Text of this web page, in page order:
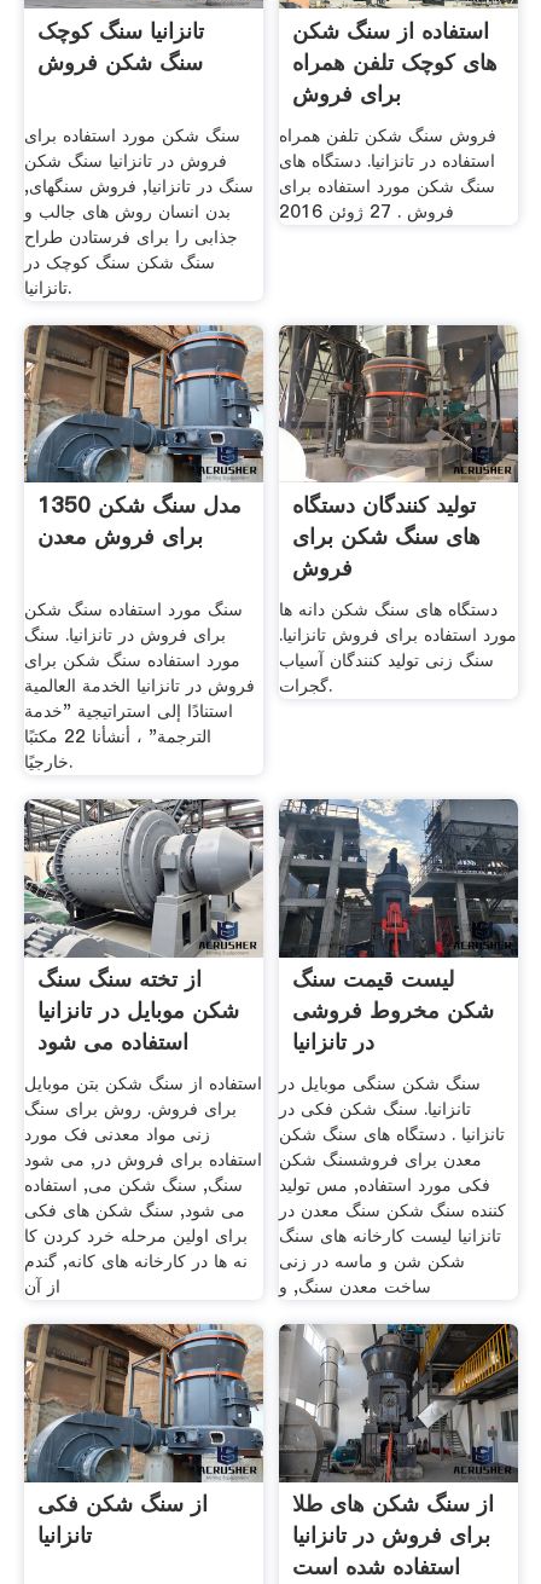
تانزانیا سنگ کوچک
سنگ شکن فروش
سنگ شکن مورد استفاده برای
فروش در تانزانیا سنگ شکن
سنگ در تانزانیا, فروش سنگهای,
بدن انسان روش های جالب و
جذابی را برای فرستادن طراح
سنگ شکن سنگ کوچک در
تانزانیا.
استفاده از سنگ شکن
های کوچک تلفن همراه
برای فروش
فروش سنگ شکن تلفن همراه
استفاده در تانزانیا. دستگاه های
سنگ شکن مورد استفاده برای
فروش . 27 ژوئن 2016
مدل سنگ شکن 1350
برای فروش معدن
سنگ مورد استفاده سنگ شکن
برای فروش در تانزانیا. سنگ
مورد استفاده سنگ شکن برای
فروش در تانزانیا الخدمة العالمية
استنادًا إلى استراتيجية "خدمة
الترجمة" ، أنشأنا 22 مكتبًا
خارجيًا.
تولید کنندگان دستگاه
های سنگ شکن برای
فروش
دستگاه های سنگ شکن دانه ها
مورد استفاده برای فروش تانزانیا.
سنگ زنی تولید کنندگان آسیاب
گجرات.
از تخته سنگ سنگ
شکن موبایل در تانزانیا
استفاده می شود
استفاده از سنگ شکن بتن موبایل
برای فروش. روش برای سنگ
زنی مواد معدنی فک مورد
استفاده برای فروش در, می شود
سنگ, سنگ شکن می, استفاده
می شود, سنگ شکن های فکی
برای اولین مرحله خرد کردن کا
نه ها در کارخانه های کانه, گندم
از آن
لیست قیمت سنگ
شکن مخروط فروشی
در تانزانیا
سنگ شکن سنگی موبایل در
تانزانیا. سنگ شکن فکی در
تانزانیا . دستگاه های سنگ شکن
معدن برای فروشسنگ شکن
فکی مورد استفاده, مس تولید
کننده سنگ شکن سنگ معدن در
تانزانیا لیست کارخانه های سنگ
شکن شن و ماسه در زنی
ساخت معدن سنگ, و
از سنگ شکن فکی
تانزانیا
از سنگ شکن های طلا
برای فروش در تانزانیا
استفاده شده است